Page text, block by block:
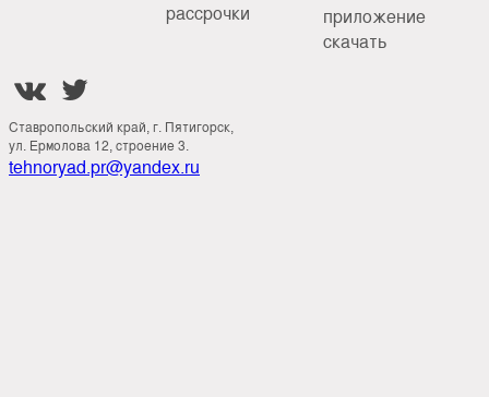
рассрочки
приложение
скачать
 
Ставропольский край, г. Пятигорск,
ул. Ермолова 12, строение 3.
tehnoryad.pr@yandex.ru